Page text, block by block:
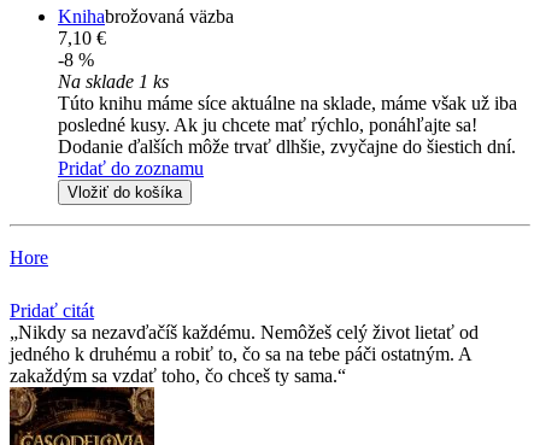
Knihabrožovaná väzba
7,10 €
-8 %
Na sklade 1 ks
Túto knihu máme síce aktuálne na sklade, máme však už iba
posledné kusy. Ak ju chcete mať rýchlo, ponáhľajte sa!
Dodanie ďalších môže trvať dlhšie, zvyčajne do šiestich dní.
Pridať do zoznamu
Vložiť do košíka
Hore
Pridať citát
Nikdy sa nezavďačíš každému. Nemôžeš celý život lietať od
jedného k druhému a robiť to, čo sa na tebe páči ostatným. A
zakaždým sa vzdať toho, čo chceš ty sama.